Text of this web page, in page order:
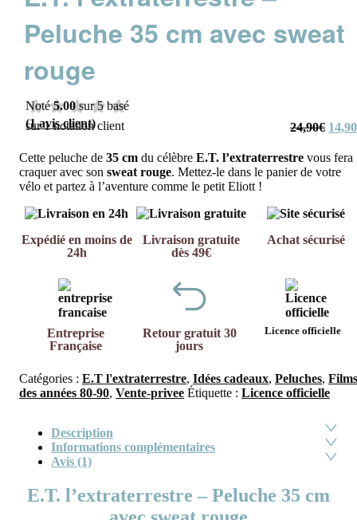
Peluche 35 cm avec sweat
rouge
Noté5.00 sur 5 basé
sur1notation client
(1avis client) 24,90€ Le
prix
était :
14,90
Cette peluche de 35 cm du célèbre E.T. l’extraterrestre vous fera
craquer avec son sweat rouge. Mettez-le dans le panier de votre
vélo et partez à l’aventure comme le petit Eliott !
Expédié en moins de
24h
Livraison gratuite
dès 49€
Achat sécurisé
Entreprise
Française
Retour gratuit 30
jours
Licence officielle
Catégories : E.T l'extraterrestre, Idées cadeaux, Peluches, Films
des années 80-90, Vente-privee Étiquette : Licence officielle
Description
Informations complémentaires
Avis (1)
E.T. l’extraterrestre – Peluche 35 cm